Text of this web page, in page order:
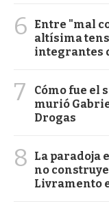
6
Entre "mal
altísima
integrantes
7
Cómo fue el
murió
Drogas
8
La paradoja
no
Livramento